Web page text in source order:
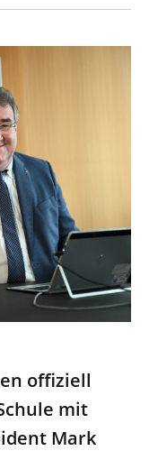
offiziell
mit
Mark